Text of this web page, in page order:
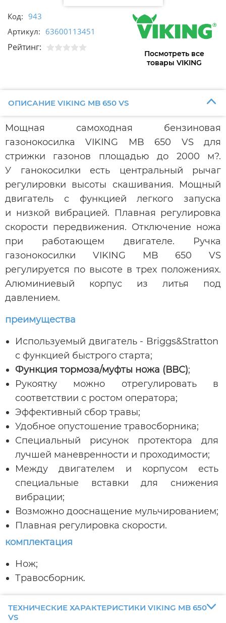
Код: 943
Артикул: 63600113451
Рейтинг:
Посмотреть все
товары VIKING
ОПИСАНИЕ VIKING MB 650 VS
Мощная самоходная бензиновая
газонокосилка VIKING MB 650 VS для
стрижки газонов площадью до 2000 м?.
У ганокосилки есть центральный рычаг
регулировки высоты скашивания. Мощный
двигатель с функцией легкого запуска
и низкой вибрацией. Плавная регулировка
скорости передвижения. Отключение ножа
при работающем двигателе. Ручка
газонокосилки VIKING MB 650 VS
регулируется по высоте в трех положениях.
Алюминиевый корпус из литья под
давлением.
преимущества
Используемый двигатель - Briggs&Stratton
с функцией быстрого старта;
Функция тормоза/муфты ножа (ВВС);
Рукоятку можно отрегулировать в
соответствии с ростом оператора;
Эффективный сбор травы;
Удобное опустошение травосборника;
Специальный рисунок протектора для
лучшей маневренности и проходимости;
Между двигателем и корпусом есть
специальные вставки для снижения
вибрации;
Возможно дооснащение мульчированием;
Плавная регулировка скорости.
комплектация
Нож;
Травосборник.
ТЕХНИЧЕСКИЕ ХАРАКТЕРИСТИКИ VIKING MB 650
VS